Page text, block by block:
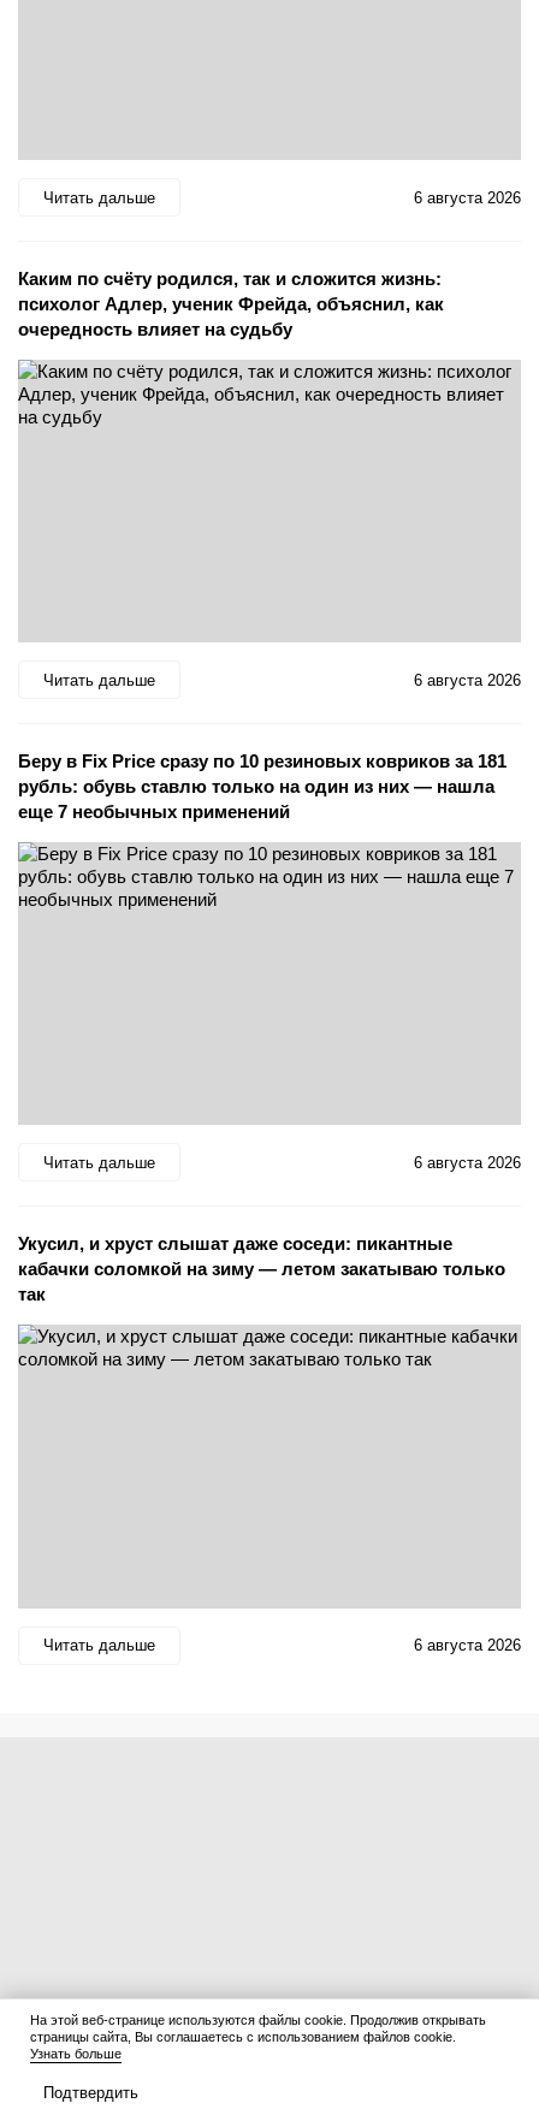
Читать дальше 6 августа 2026
Каким по счёту родился, так и сложится жизнь:
психолог Адлер, ученик Фрейда, объяснил, как
очередность влияет на судьбу
Читать дальше 6 августа 2026
Беру в Fix Price сразу по 10 резиновых ковриков за 181
рубль: обувь ставлю только на один из них — нашла
еще 7 необычных применений
Читать дальше 6 августа 2026
Укусил, и хруст слышат даже соседи: пикантные
кабачки соломкой на зиму — летом закатываю только
так
Читать дальше 6 августа 2026
На этой веб-странице используются файлы cookie. Продолжив открывать
страницы сайта, Вы соглашаетесь с использованием файлов cookie.
Узнать больше
Подтвердить